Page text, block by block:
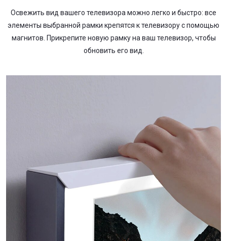
Освежить вид вашего телевизора можно легко и быстро: все
элементы выбранной рамки крепятся к телевизору с помощью
магнитов. Прикрепите новую рамку на ваш телевизор, чтобы
обновить его вид.